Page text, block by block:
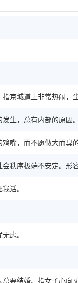
京城道上非常热闹，
生，总有内部的原因
嘴，而不愿做大而臭
秩序极端不安定。形
活。
虑。
要结婚。指女子心向丈